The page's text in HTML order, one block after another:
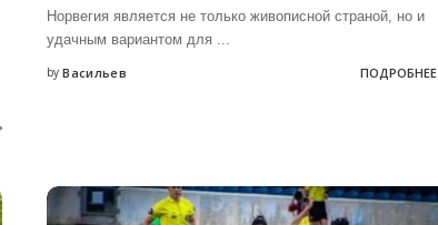
Норвегия является не только живописной страной, но и
удачным вариантом для
Posted
by Васильев ПОДРОБНЕЕ